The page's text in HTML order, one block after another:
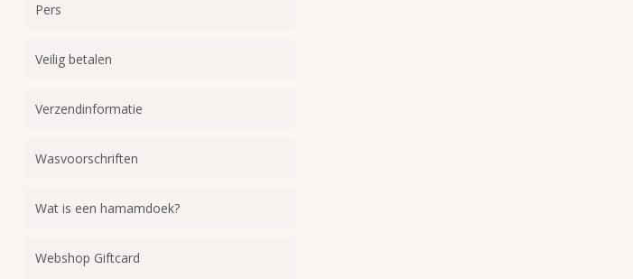
Pers
Veilig betalen
Verzendinformatie
Wasvoorschriften
Wat is een hamamdoek?
Webshop Giftcard